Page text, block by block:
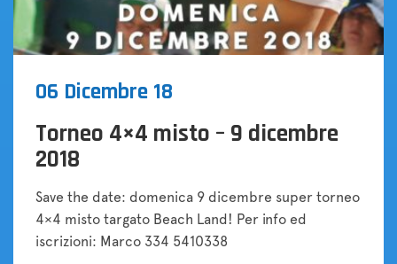
06 Dicembre 18
Torneo 4×4 misto – 9 dicembre
2018
Save the date: domenica 9 dicembre super torneo
4×4 misto targato Beach Land! Per info ed
iscrizioni: Marco 334 5410338